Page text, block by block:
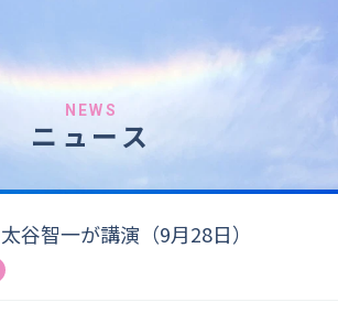
NEWS
ニュース
谷智一が講演（9月28日）